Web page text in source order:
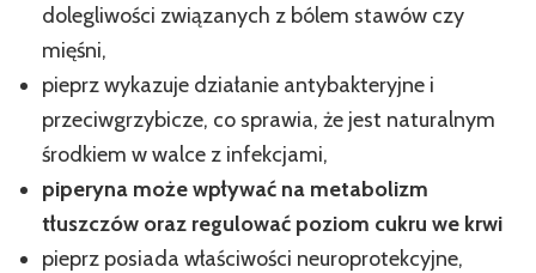
dolegliwości związanych z bólem stawów czy
mięśni,
pieprz wykazuje działanie antybakteryjne i
przeciwgrzybicze, co sprawia, że jest naturalnym
środkiem w walce z infekcjami,
piperyna może wpływać na metabolizm
tłuszczów oraz regulować poziom cukru we krwi
pieprz posiada właściwości neuroprotekcyjne,